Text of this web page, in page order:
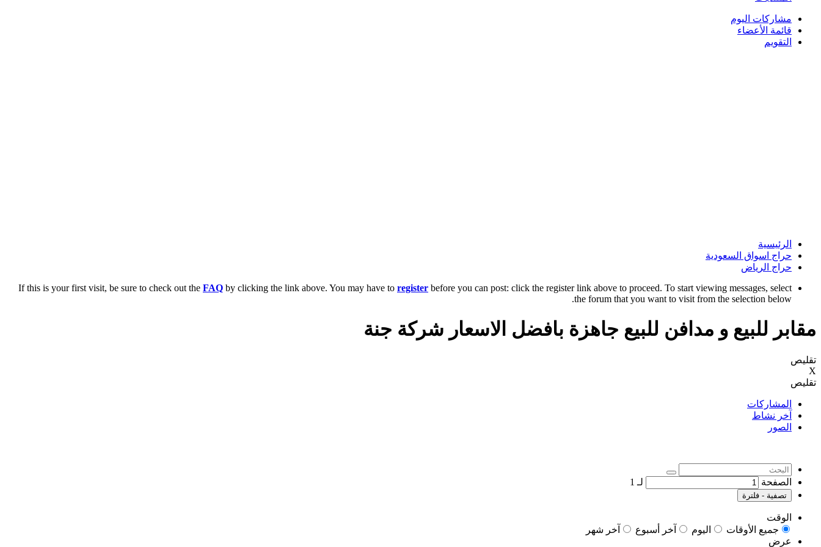
مشاركات اليوم
قائمة الأعضاء
التقويم
الرئيسية
حراج اسواق السعودية
حراج الرياض
If this is your first visit, be sure to check out the FAQ by clicking the link above. You may have to register before you can post: click the register link above to proceed. To start viewing messages, select
the forum that you want to visit from the selection below.
مقابر للبيع و مدافن للبيع جاهزة بافضل الاسعار شركة جنة
تقليص
X
تقليص
المشاركات
آخر نشاط
الصور
الصفحة لـ 1
تصفية - فلترة
الوقت
جميع الأوقات
اليوم آخر أسبوع
آخر شهر
عرض